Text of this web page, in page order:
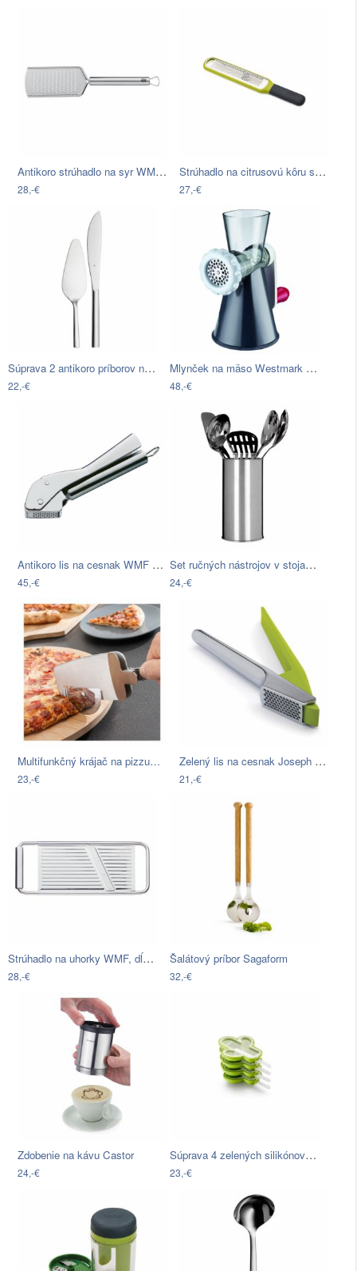
Antikoro strúhadlo na syr WMF…
28,-€
Strúhadlo na citrusovú kôru so stierkou…
27,-€
Súprava 2 antikoro príborov na tortu…
22,-€
Mlynček na mäso Westmark Frecher Fritz
48,-€
Antikoro lis na cesnak WMF Cromargan®…
45,-€
Set ručných nástrojov v stojane Premier…
24,-€
Multifunkčný krájač na pizzu…
23,-€
Zelený lis na cesnak Joseph Joseph Easy…
21,-€
Strúhadlo na uhorky WMF, dĺžka 30 cm
28,-€
Šalátový príbor Sagaform
32,-€
Zdobenie na kávu Castor
24,-€
Súprava 4 zelených silikónových foriem…
23,-€